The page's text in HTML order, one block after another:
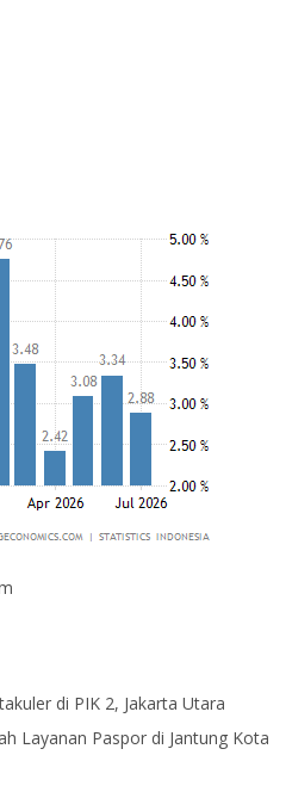
di PIK 2, Jakarta Utara
Layanan Paspor di Jantung Kota